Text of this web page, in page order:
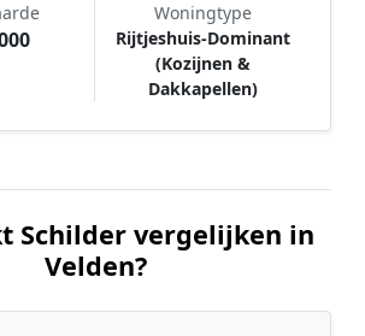
Woningtype
Rijtjeshuis-Dominant
(Kozijnen &
Dakkapellen)
Schilder vergelijken in
Velden?